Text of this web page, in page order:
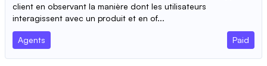
client en observant la manière dont les utilisateurs
interagissent avec un produit et en of...
Agents Paid